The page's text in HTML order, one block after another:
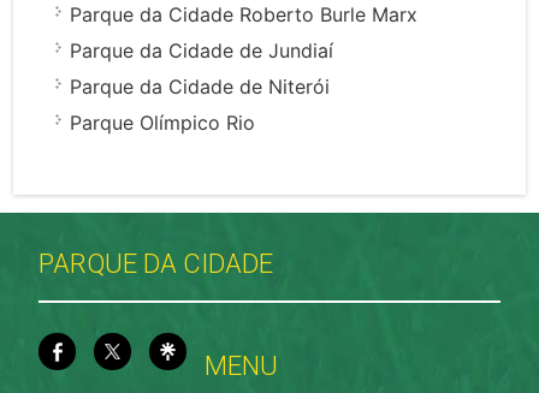
Parque da Cidade Roberto Burle Marx
Parque da Cidade de Jundiaí
Parque da Cidade de Niterói
Parque Olímpico Rio
PARQUE DA CIDADE
MENU